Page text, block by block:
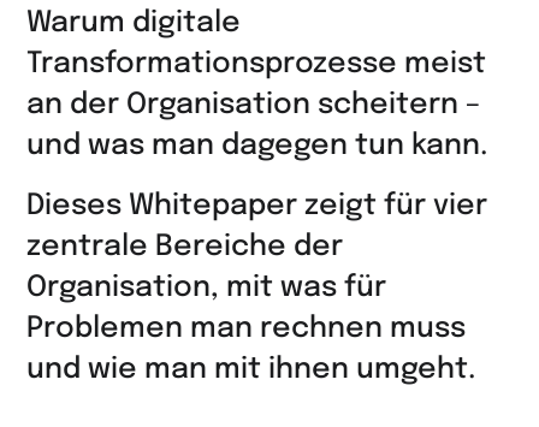
auf
LinkedIn
teilen
Warum digitale
Transformationsprozesse meist
an der Organisation scheitern –
und was man dagegen tun kann.
Dieses Whitepaper zeigt für vier
zentrale Bereiche der
Organisation, mit was für
Problemen man rechnen muss
und wie man mit ihnen umgeht.